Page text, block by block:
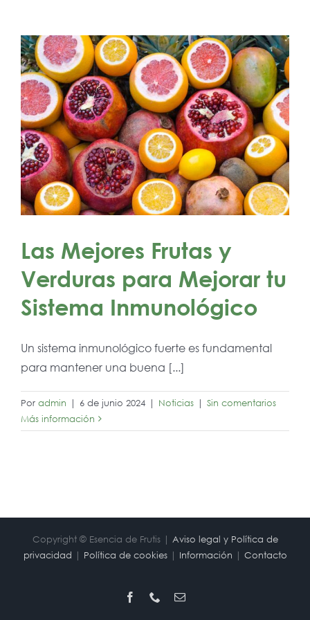
Las Mejores Frutas y
Verduras para Mejorar tu
Sistema Inmunológico
Un sistema inmunológico fuerte es fundamental
para mantener una buena [...]
Por admin | 6 de junio 2024 | Noticias | Sin comentarios
Más información
Copyright © Esencia de Frutis | Aviso legal y Política de
privacidad | Política de cookies| Información | Contacto
Facebook
PhoneCorreo